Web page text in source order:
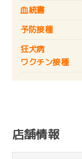
血統書
予防接種
狂犬病
ワクチン接種
店舗情報